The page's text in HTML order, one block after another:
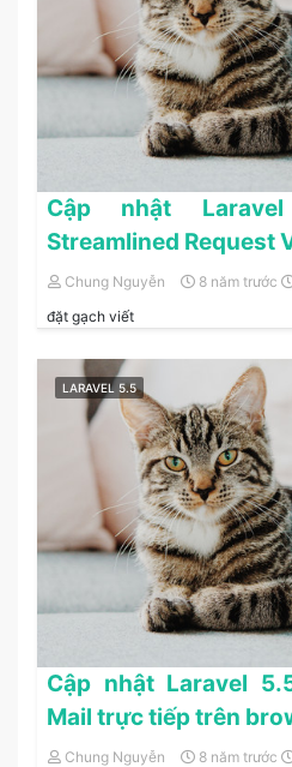
Cập nhật
Streamlined Request
Chung Nguyễn 8 năm trước
đặt gạch viết
LARAVEL 5.5
Cập nhật Laravel
Mail trực tiếp trên
Chung Nguyễn 8 năm trước